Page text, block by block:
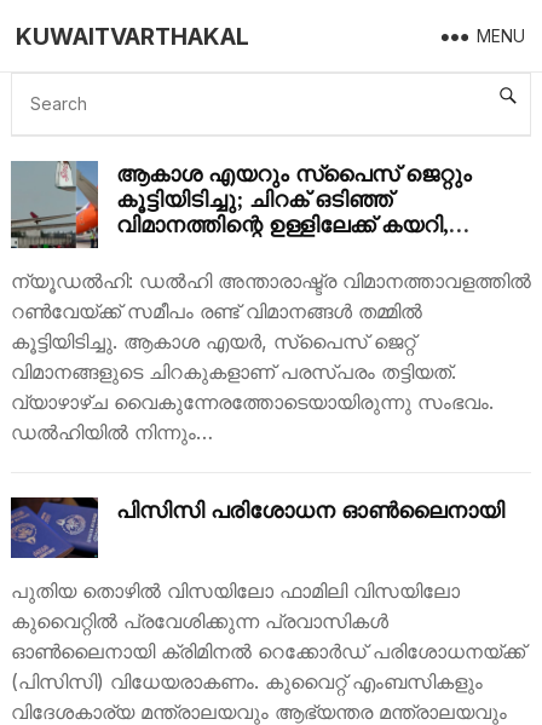
KUWAITVARTHAKAL MENU
INDIA
ആകാശ എയറും സ്പൈസ് ജെറ്റും
കൂട്ടിയിടിച്ചു; ചിറക് ഒടിഞ്ഞ്
വിമാനത്തിന്റെ ഉള്ളിലേക്ക് കയറി,
ന്യൂഡൽഹി: ഡൽഹി അന്താരാഷ്ട്ര വിമാനത്താവളത്തിൽ
റൺവേയ്ക്ക് സമീപം രണ്ട് വിമാനങ്ങൾ തമ്മിൽ
കൂട്ടിയിടിച്ചു. ആകാശ എയർ, സ്പൈസ് ജെറ്റ്
വിമാനങ്ങളുടെ ചിറകുകളാണ് പരസ്പരം തട്ടിയത്.
വ്യാഴാഴ്ച വൈകുന്നേരത്തോടെയായിരുന്നു സംഭവം.
ഡൽഹിയിൽ നിന്നും…
പിസിസി പരിശോധന ഓൺലൈനായി
പുതിയ തൊഴിൽ വിസയിലോ ഫാമിലി വിസയിലോ
കുവൈറ്റിൽ പ്രവേശിക്കുന്ന പ്രവാസികൾ
ഓൺലൈനായി ക്രിമിനൽ റെക്കോർഡ് പരിശോധനയ്ക്ക്
(പിസിസി) വിധേയരാകണം. കുവൈറ്റ് എംബസികളും
വിദേശകാര്യ മന്ത്രാലയവും ആഭ്യന്തര മന്ത്രാലയവും